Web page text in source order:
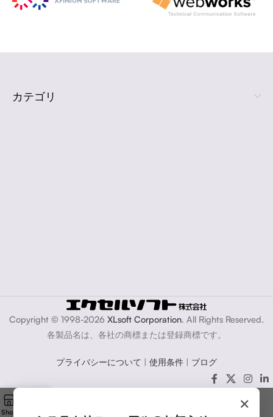
ーニング コンテンツを作成
カテゴリ
Copyright © 1998-2026 XLsoft Corporation. All Rights Reserved.
各製品名は、各社の商標または登録商標です。
プライバシーについて | 使用条件 | ブログ
Shop ×